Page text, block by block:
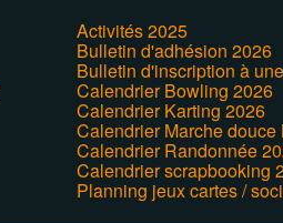
Activités 2025
Bulletin d'adhésion 2026
Bulletin d'inscription à
Calendrier Bowling 2026
Calendrier Karting 2026
Calendrier Marche douce
Calendrier Randonnée
Calendrier scrapbooking
Planning jeux cartes /